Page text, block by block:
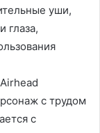
уши,
глаза,
с трудом
с